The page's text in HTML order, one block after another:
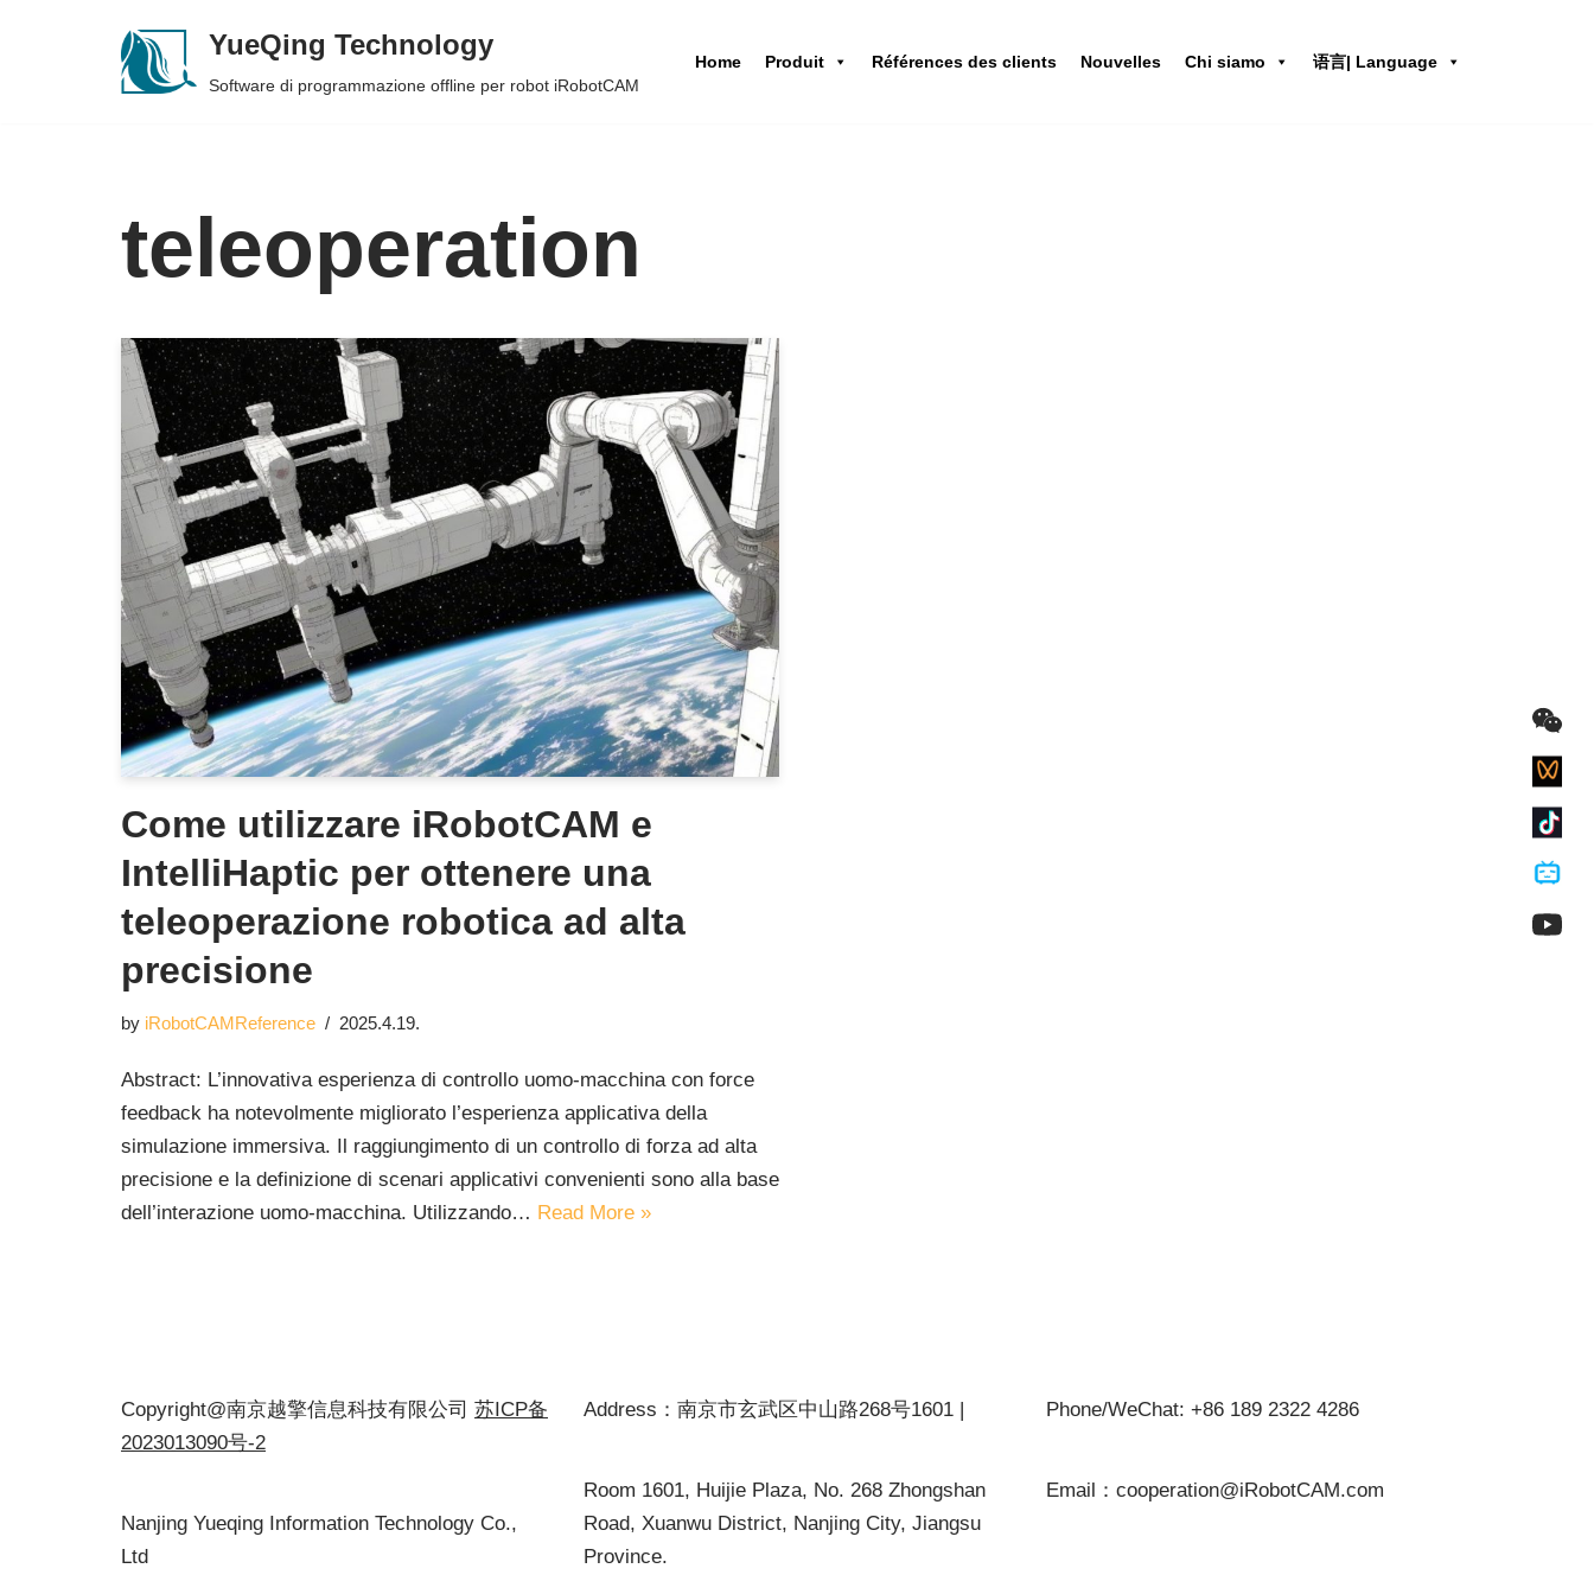
YueQing Technology
Software di programmazione offline per robot iRobotCAM
Home Produit Références des clients Nouvelles Chi siamo 语言| Language
teleoperation
Come utilizzare iRobotCAM e
IntelliHaptic per ottenere una
teleoperazione robotica ad alta
precisione
by iRobotCAMReference 2025.4.19.
Abstract: L’innovativa esperienza di controllo uomo-macchina con force
feedback ha notevolmente migliorato l’esperienza applicativa della
simulazione immersiva. Il raggiungimento di un controllo di forza ad alta
precisione e la definizione di scenari applicativi convenienti sono alla base
dell’interazione uomo-macchina. Utilizzando… Read More »
Copyright@南京越擎信息科技有限公司 苏ICP备
2023013090号-2
Nanjing Yueqing Information Technology Co.,
Ltd
Address：南京市玄武区中山路268号1601 |
Room 1601, Huijie Plaza, No. 268 Zhongshan
Road, Xuanwu District, Nanjing City, Jiangsu
Province.
Phone/WeChat: +86 189 2322 4286
Email：cooperation@iRobotCAM.com